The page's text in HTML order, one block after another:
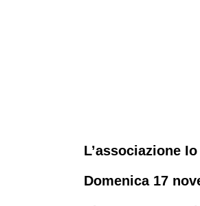
L’associazione
Domenica 17